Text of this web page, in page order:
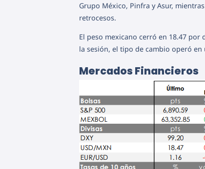
Grupo México, Pinfra y Asur,
retrocesos.
El peso mexicano cerró en 18.47
la sesión, el tipo de cambio operó
Mercados Financieros